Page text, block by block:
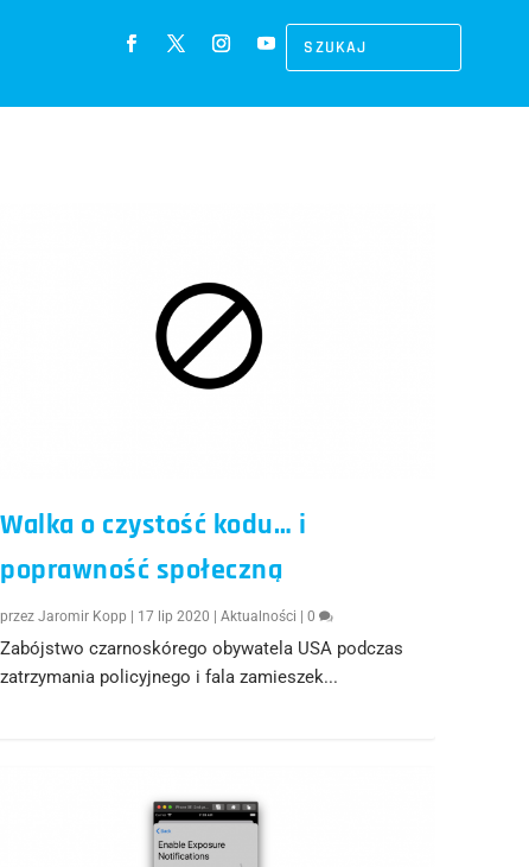
Walka o czystość kodu… i
poprawność społeczną
przezJaromir Kopp 17 lip 2020 |Aktualności |0
Zabójstwo czarnoskórego obywatela USA podczas
zatrzymania policyjnego i fala zamieszek...